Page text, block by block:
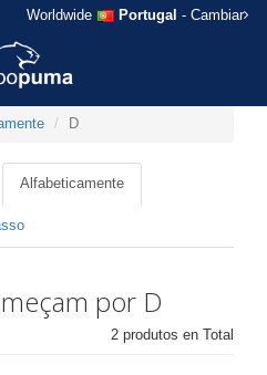
Worldwide Portugal - Cambiar
D
Alfabeticamente
por D
2 produtos en Total